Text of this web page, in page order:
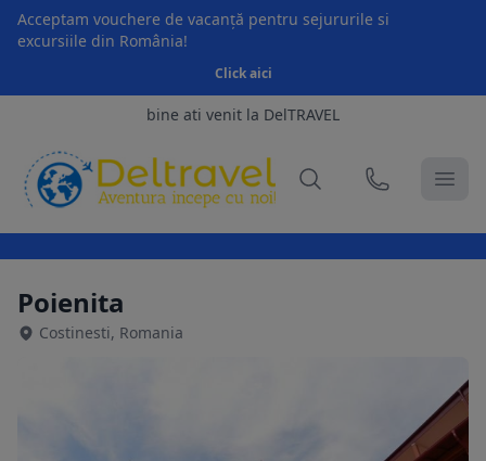
Acceptam vouchere de vacanță pentru sejururile si
excursiile din România!
Click aici
bine ati venit la DelTRAVEL
Poienita
Costinesti, Romania